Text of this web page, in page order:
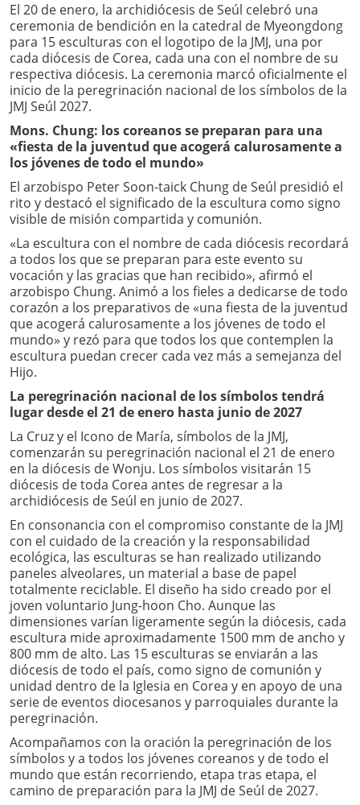
El 20 de enero, la archidiócesis de Seúl celebró una
ceremonia de bendición en la catedral de Myeongdong
para 15 esculturas con el logotipo de la JMJ, una por
cada diócesis de Corea, cada una con el nombre de su
respectiva diócesis. La ceremonia marcó oficialmente el
inicio de la peregrinación nacional de los símbolos de la
JMJ Seúl 2027.
Mons. Chung: los coreanos se preparan para una
«fiesta de la juventud que acogerá calurosamente a
los jóvenes de todo el mundo»
El arzobispo Peter Soon-taick Chung de Seúl presidió el
rito y destacó el significado de la escultura como signo
visible de misión compartida y comunión.
«La escultura con el nombre de cada diócesis recordará
a todos los que se preparan para este evento su
vocación y las gracias que han recibido», afirmó el
arzobispo Chung. Animó a los fieles a dedicarse de todo
corazón a los preparativos de «una fiesta de la juventud
que acogerá calurosamente a los jóvenes de todo el
mundo» y rezó para que todos los que contemplen la
escultura puedan crecer cada vez más a semejanza del
Hijo.
La peregrinación nacional de los símbolos tendrá
lugar desde el 21 de enero hasta junio de 2027
La Cruz y el Icono de María, símbolos de la JMJ,
comenzarán su peregrinación nacional el 21 de enero
en la diócesis de Wonju. Los símbolos visitarán 15
diócesis de toda Corea antes de regresar a la
archidiócesis de Seúl en junio de 2027.
En consonancia con el compromiso constante de la JMJ
con el cuidado de la creación y la responsabilidad
ecológica, las esculturas se han realizado utilizando
paneles alveolares, un material a base de papel
totalmente reciclable. El diseño ha sido creado por el
joven voluntario Jung-hoon Cho. Aunque las
dimensiones varían ligeramente según la diócesis, cada
escultura mide aproximadamente 1500 mm de ancho y
800 mm de alto. Las 15 esculturas se enviarán a las
diócesis de todo el país, como signo de comunión y
unidad dentro de la Iglesia en Corea y en apoyo de una
serie de eventos diocesanos y parroquiales durante la
peregrinación.
Acompañamos con la oración la peregrinación de los
símbolos y a todos los jóvenes coreanos y de todo el
mundo que están recorriendo, etapa tras etapa, el
camino de preparación para la JMJ de Seúl de 2027.